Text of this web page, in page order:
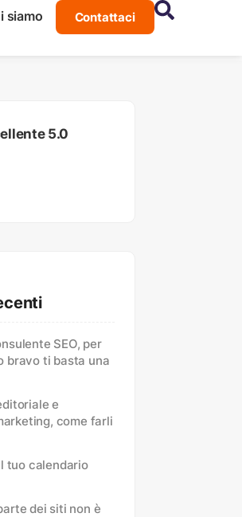
siamo Contattaci
5.0
SEO, per
bravo ti basta una
e
come farli
tuo calendario
dei siti non è